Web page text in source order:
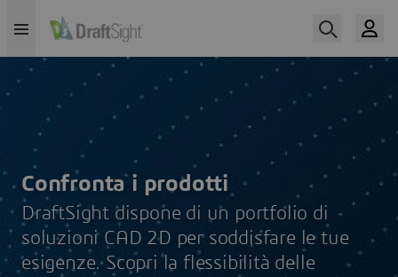
Confronta i prodotti
DraftSight dispone di un portfolio di
soluzioni CAD 2D per soddisfare le tue
esigenze. Scopri la flessibilità delle